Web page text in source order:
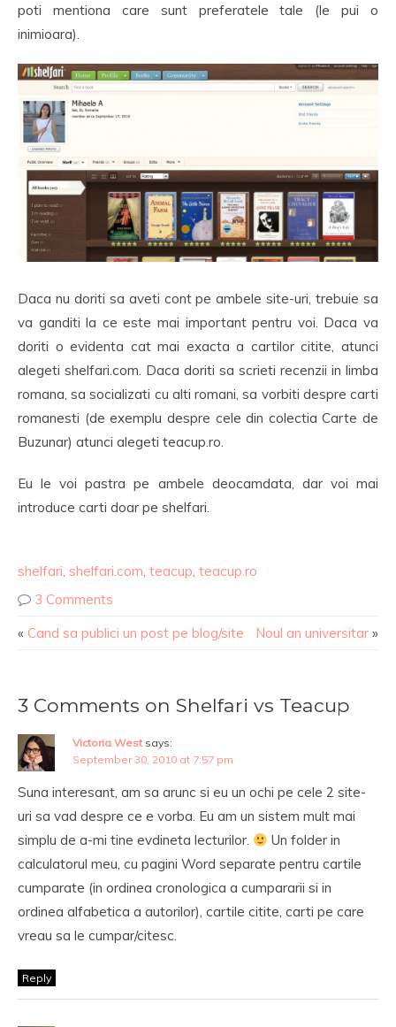
poti mentiona care sunt preferatele tale (le pui o
inimioara).
Daca nu doriti sa aveti cont pe ambele site-uri, trebuie sa
va ganditi la ce este mai important pentru voi. Daca va
doriti o evidenta cat mai exacta a cartilor citite, atunci
alegeti shelfari.com. Daca doriti sa scrieti recenzii in limba
romana, sa socializati cu alti romani, sa vorbiti despre carti
romanesti (de exemplu despre cele din colectia Carte de
Buzunar) atunci alegeti teacup.ro.
Eu le voi pastra pe ambele deocamdata, dar voi mai
introduce carti doar pe shelfari.
shelfari, shelfari.com, teacup, teacup.ro
3 Comments
« Cand sa publici un post pe blog/site Noul an universitar »
3 Comments on Shelfari vs Teacup
Victoria West says:
September 30, 2010 at 7:57 pm
Suna interesant, am sa arunc si eu un ochi pe cele 2 site-
uri sa vad despre ce e vorba. Eu am un sistem mult mai
simplu de a-mi tine evdineta lecturilor.
Un folder in
calculatorul meu, cu pagini Word separate pentru cartile
cumparate (in ordinea cronologica a cumpararii si in
ordinea alfabetica a autorilor), cartile citite, carti pe care
vreau sa le cumpar/citesc.
Reply